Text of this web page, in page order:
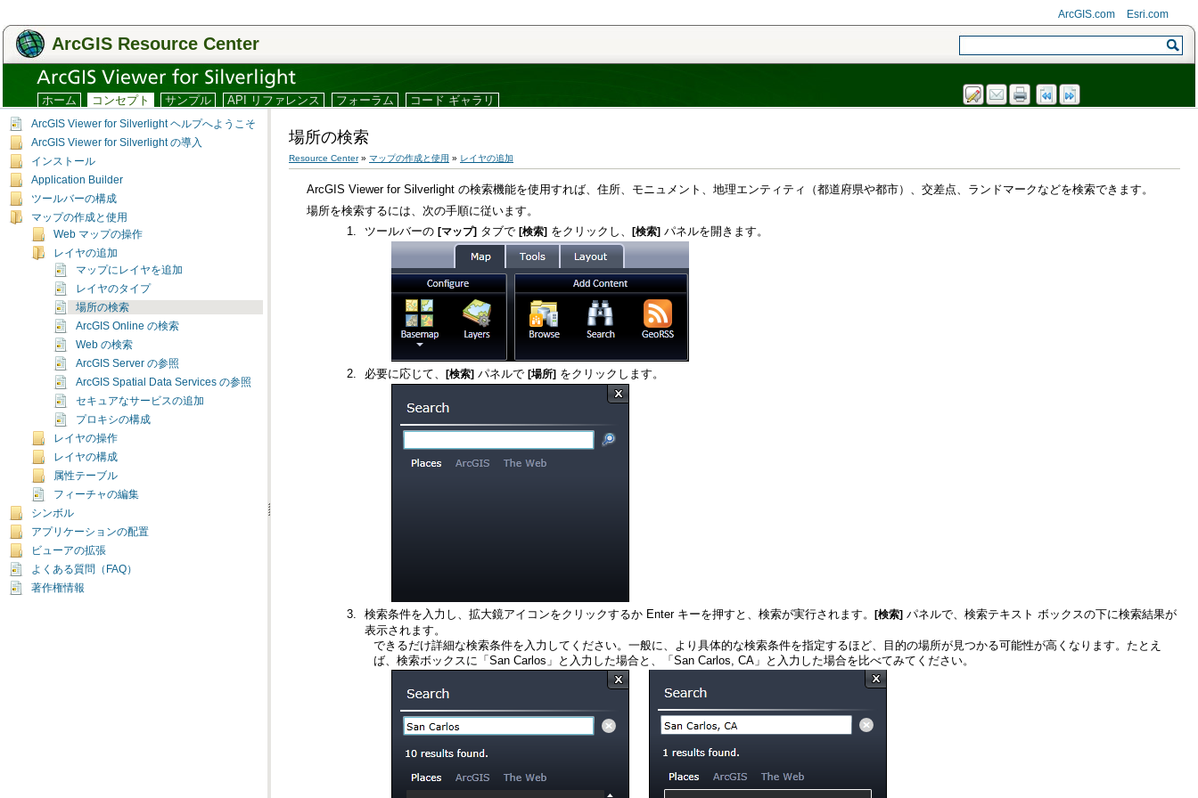
ArcGIS.com Esri.com
ArcGIS Resource Center
ホーム コンセプト サンプル API リファレンス フォーラム コード ギャラリ
ArcGIS Viewer for Silverlight ヘルプへようこそ
ArcGIS Viewer for Silverlight の導入
インストール
Application Builder
ツールバーの構成
マップの作成と使用
Web マップの操作
レイヤの追加
マップにレイヤを追加
レイヤのタイプ
場所の検索
ArcGIS Online の検索
Web の検索
ArcGIS Server の参照
ArcGIS Spatial Data Services の参照
セキュアなサービスの追加
プロキシの構成
レイヤの操作
レイヤの構成
属性テーブル
フィーチャの編集
シンボル
アプリケーションの配置
ビューアの拡張
よくある質問（FAQ）
著作権情報
場所の検索
Resource Center» マップの作成と使用 » レイヤの追加
ArcGIS Viewer for Silverlight の検索機能を使用すれば、住所、モニュメント、地理エンティティ（都道府県や都市）、交差点、ランドマークなどを検索できます。
場所を検索するには、次の手順に従います。
ツールバーの
[マップ] タブで [検索] をクリックし、 [検索] パネルを開きます。
必要に応じて、 [検索] パネルで [場所] をクリックします。
検索条件を入力し、拡大鏡アイコンをクリックするか Enter キーを押すと、検索が実行されます。 [検索]
表示されます。
ば、検索ボックスに「San Carlos」と入力した場合と、「San Carlos, CA」と入力した場合を比べてみてください。